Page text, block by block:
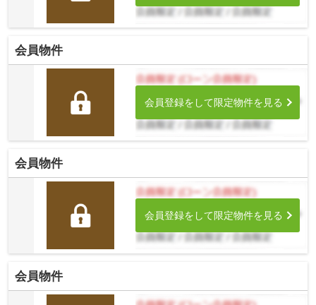
会員物件
会員登録をして限定物件を見る
会員物件
会員登録をして限定物件を見る
会員物件